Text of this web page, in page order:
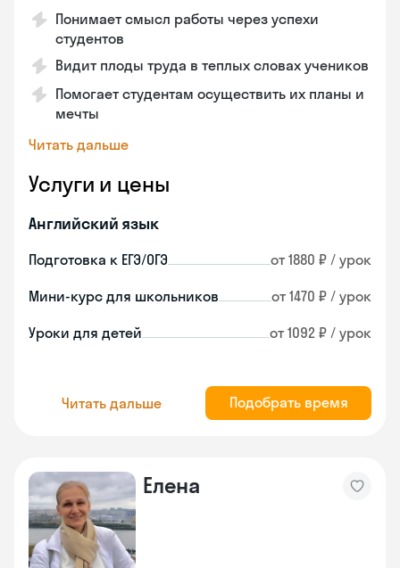
Понимает смысл работы через успехи
студентов
Видит плоды труда в теплых словах учеников
Помогает студентам осуществить их планы и
мечты
Читать дальше
Услуги и цены
Английский язык
Подготовка к ЕГЭ/ОГЭ от 1880 ₽ / урок
Мини-курс для школьников от 1470 ₽ / урок
Уроки для детей от 1092 ₽ / урок
Читать дальше Подобрать время
Елена